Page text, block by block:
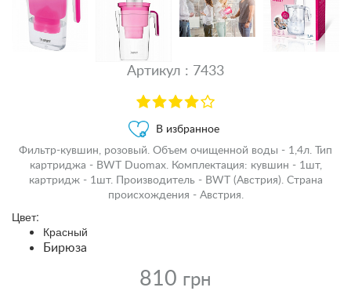
Артикул : 7433
В избранное
Фильтр-кувшин, розовый. Объем очищенной воды - 1,4л. Тип
картриджа - BWT Duomax. Комплектация: кувшин - 1шт,
картридж - 1шт. Производитель - BWT (Австрия). Страна
происхождения - Австрия.
Цвет:
Красный
Бирюза
810 грн